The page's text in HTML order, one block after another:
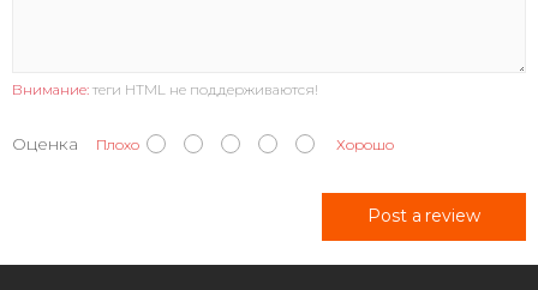
Внимание: теги HTML не поддерживаются!
Оценка Плохо Хорошо
Post a review